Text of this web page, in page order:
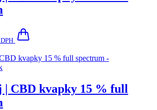
| CBD kvapky 15 % full